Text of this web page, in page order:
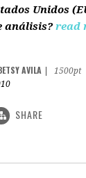
Unidos
análisis? read
AVILA
1500pt
SHARE